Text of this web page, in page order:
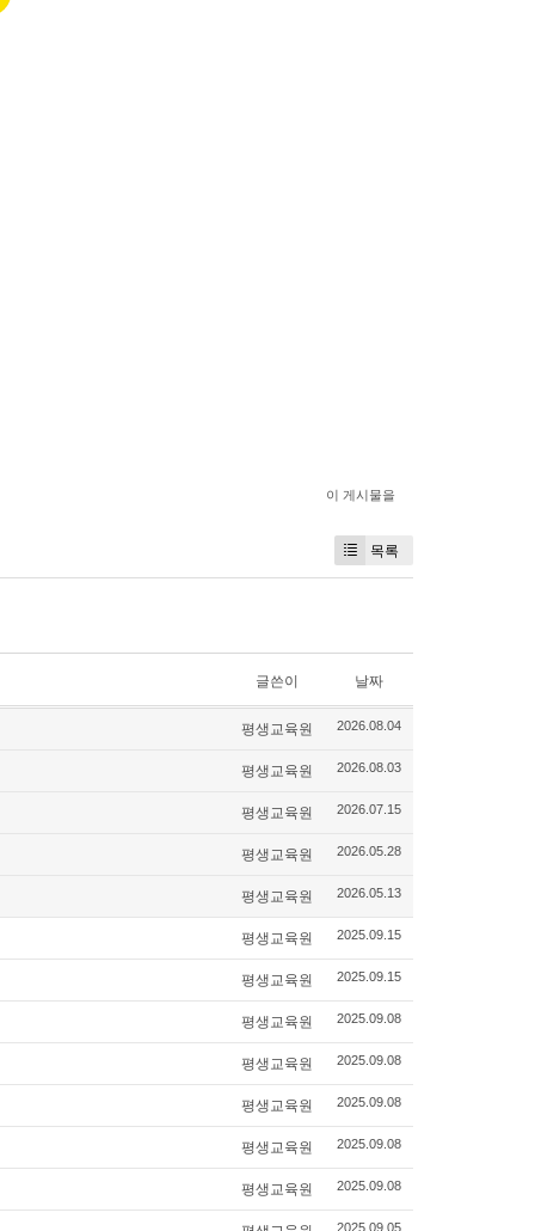
이 게시물을
목록
글쓴이 날짜
평생교육원 2026.08.04
평생교육원 2026.08.03
평생교육원 2026.07.15
평생교육원 2026.05.28
평생교육원 2026.05.13
평생교육원 2025.09.15
평생교육원 2025.09.15
평생교육원 2025.09.08
평생교육원 2025.09.08
평생교육원 2025.09.08
평생교육원 2025.09.08
평생교육원 2025.09.08
2025.09.05